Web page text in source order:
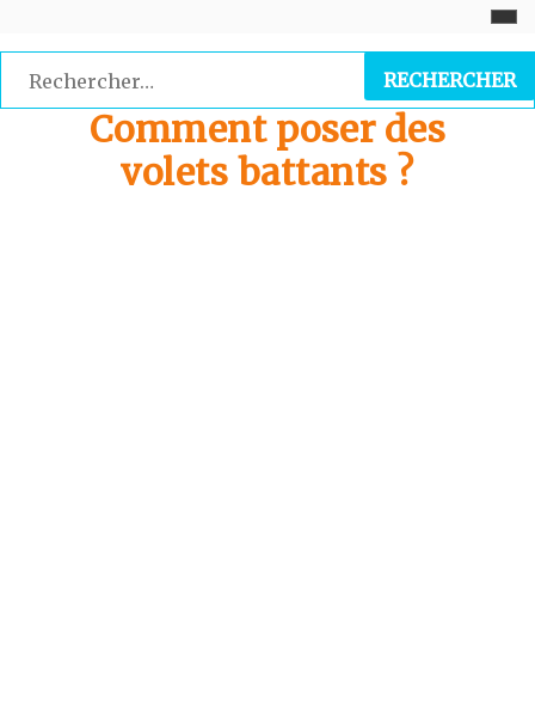
content
Rechercher :
Comment poser des
volets battants ?